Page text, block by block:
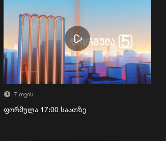
7 თვის
ფორმულა 17:00 საათზე